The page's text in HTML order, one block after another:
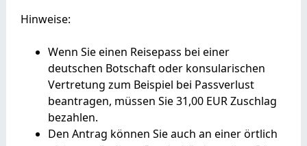
Hinweise:
Wenn Sie einen Reisepass bei einer
deutschen Botschaft oder konsularischen
Vertretung zum Beispiel bei Passverlust
beantragen, müssen Sie 31,00 EUR Zuschlag
bezahlen.
Den Antrag können Sie auch an einer örtlich